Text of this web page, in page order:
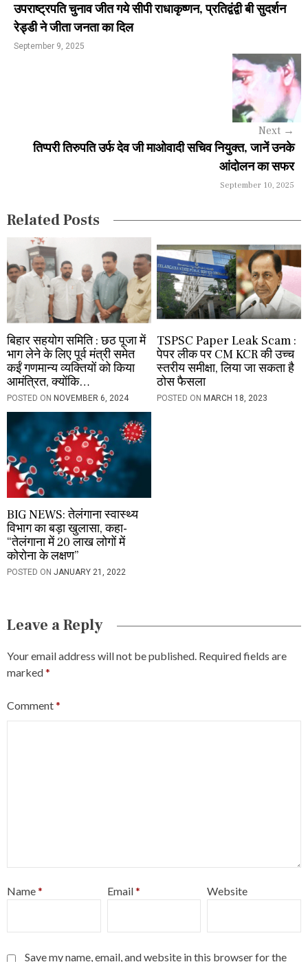
n
a
o
उपराष्ट्रपति चुनाव जीत गये सीपी राधाकृष्णन, प्रतिद्वंद्वी बी सुदर्शन
रेड्डी ने जीता जनता का दिल
September 9, 2025
Next →
तिप्परी तिरुपति उर्फ देव जी माओवादी सचिव नियुक्त, जानें उनके
आंदोलन का सफर
September 10, 2025
Related Posts
बिहार सहयोग समिति : छठ पूजा में
भाग लेने के लिए पूर्व मंत्री समेत
कईं गणमान्य व्यक्तियों को किया
आमंत्रित, क्योंकि…
POSTED ON NOVEMBER 6, 2024
TSPSC Paper Leak Scam :
पेपर लीक पर CM KCR की उच्च
स्तरीय समीक्षा, लिया जा सकता है
ठोस फैसला
POSTED ON MARCH 18, 2023
BIG NEWS: तेलंगाना स्वास्थ्य
विभाग का बड़ा खुलासा, कहा-
“तेलंगाना में 20 लाख लोगों में
कोरोना के लक्षण”
POSTED ON JANUARY 21, 2022
Leave a Reply
Your email address will not be published. Required fields are
marked*
Comment*
Name* Email* Website
Save my name, email, and website in this browser for the